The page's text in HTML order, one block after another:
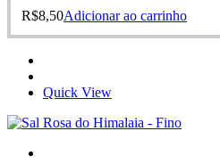
R$8,50Adicionar ao carrinho
Quick View